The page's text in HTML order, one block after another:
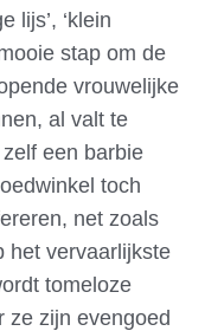
lijs’, ‘klein
stap om de
vrouwelijke
al valt te
een barbie
toch
net zoals
het vervaarlijkste
tomeloze
ze zijn evengoed